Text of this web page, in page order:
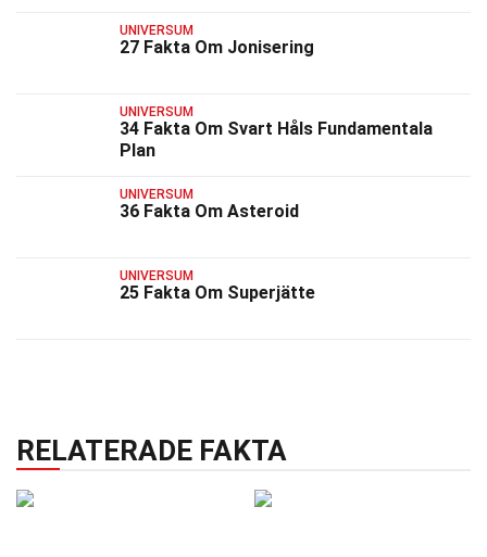
UNIVERSUM
27 Fakta Om Jonisering
UNIVERSUM
34 Fakta Om Svart Håls Fundamentala
Plan
UNIVERSUM
36 Fakta Om Asteroid
UNIVERSUM
25 Fakta Om Superjätte
RELATERADE FAKTA